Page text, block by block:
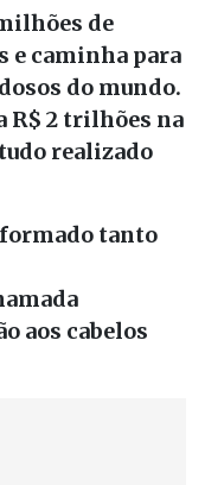
de
e caminha para
do mundo.
R$ 2 trilhões na
realizado
tanto
aos cabelos